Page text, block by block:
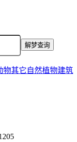
解梦查询
物其它自然植物建筑